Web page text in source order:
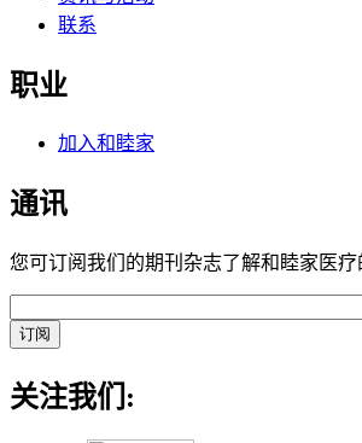
联系
职业
加入和睦家
通讯
您可订阅我们的期刊杂志了解和睦家医疗
关注我们: